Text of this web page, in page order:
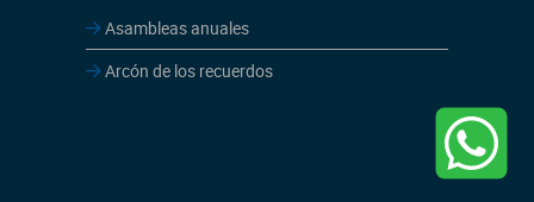
Asambleas anuales
Arcón de los recuerdos